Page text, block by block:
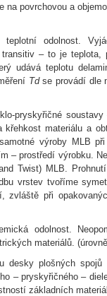
povrchovou a
odolnost.
transitiv – to je
udává teplotu
Tdse provádí dle
pryskyřičné
materiálu a
výroby MLB
– prostředí výrobku.
Twist) MLB.
vrstev tvoříme
zvláště při
odolnost.
materiálů. (úrovně
desky plošných
– pryskyřičného –
základních